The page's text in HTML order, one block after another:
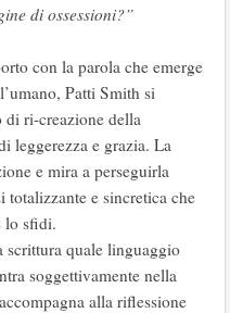
di ossessioni?”
con la parola che emerge
Patti Smith si
ri-creazione della
leggerezza e grazia. La
e mira a perseguirla
totalizzante e sincretica che
lo sfidi.
scrittura quale linguaggio
soggettivamente nella
alla riflessione